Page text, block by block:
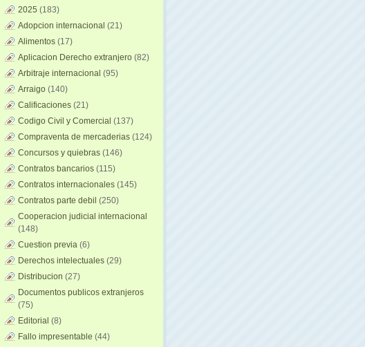
2025 (183)
Adopcion internacional (21)
Alimentos (17)
Aplicacion Derecho extranjero (82)
Arbitraje internacional (95)
Arraigo (140)
Calificaciones (21)
Codigo Civil y Comercial (137)
Compraventa de mercaderias (124)
Concursos y quiebras (146)
Contratos bancarios (115)
Contratos internacionales (145)
Contratos parte debil (250)
Cooperacion judicial internacional
(148)
Cuestion previa (6)
Derechos intelectuales (29)
Distribucion (27)
Documentos publicos extranjeros
(75)
Editorial (8)
Fallo impresentable (44)